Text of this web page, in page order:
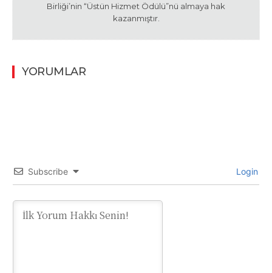
Birliği’nin “Üstün Hizmet Ödülü”nü almaya hak
kazanmıştır.
YORUMLAR
Subscribe Login